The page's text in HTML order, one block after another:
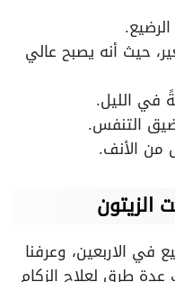
حيث أنه يصبح عالي
في الليل.
التنفس.
من الأنف.
الزيتون
في الاربعين، وعرفنا
عدة طرق لعلاج الزكام